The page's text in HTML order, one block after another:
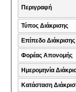
Περιγραφή
Τύπος Διάκρισης
Επίπεδο Διάκρισης
Φορέας Απονομής
Ημερομηνία
Κατάσταση